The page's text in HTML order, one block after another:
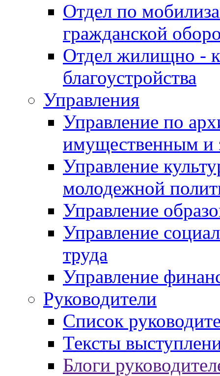
Отдел по
гражданской
Отдел жилищно -
благоустройства
Управления
Управление по
имущественным и
Управление
молодежной
Управление
Управление
труда
Управление
Руководители
Список
Тексты
Блоги